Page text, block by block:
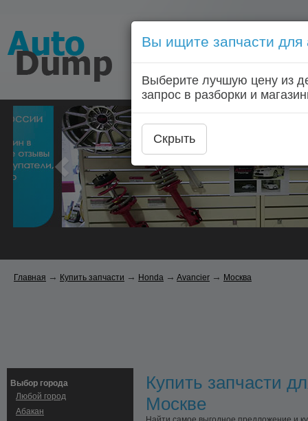
Голосовой запрос
Главная
Главная → Купить запчасти → Honda → Avancier → Москва
Выбор города
Любой город
Абакан
Купить запчасти
Москве
Вы ищите запчасти для
Выберите лучшую цену из
запрос в разборки и
Скрыть